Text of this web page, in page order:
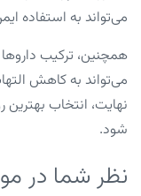
می‌تواند به استفاده
همچنین، ترکیب
می‌تواند به کاهش
نهایت، انتخاب
شود.
نظر شما در